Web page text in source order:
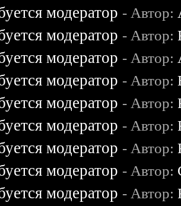
модератор - Автор:
модератор - Автор:
модератор - Автор:
модератор - Автор:
модератор - Автор:
модератор - Автор:
модератор - Автор:
модератор - Автор:
модератор - Автор: